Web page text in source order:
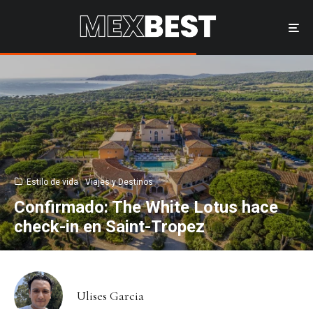
Estilo de vida Viajes y Destinos
Confirmado: The White Lotus hace
check-in en Saint-Tropez
Ulises Garcia